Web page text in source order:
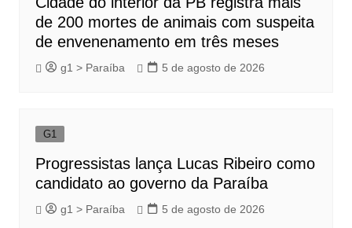
de 200 mortes de animais com suspeita
de envenenamento em três meses
g1 > Paraíba 5 de agosto de 2026
G1
Progressistas lança Lucas Ribeiro como
candidato ao governo da Paraíba
g1 > Paraíba 5 de agosto de 2026